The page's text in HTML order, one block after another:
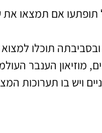
תופתעו אם תמצאו
תוכלו
מוזיאון הענבר
ויש בו תערוכות